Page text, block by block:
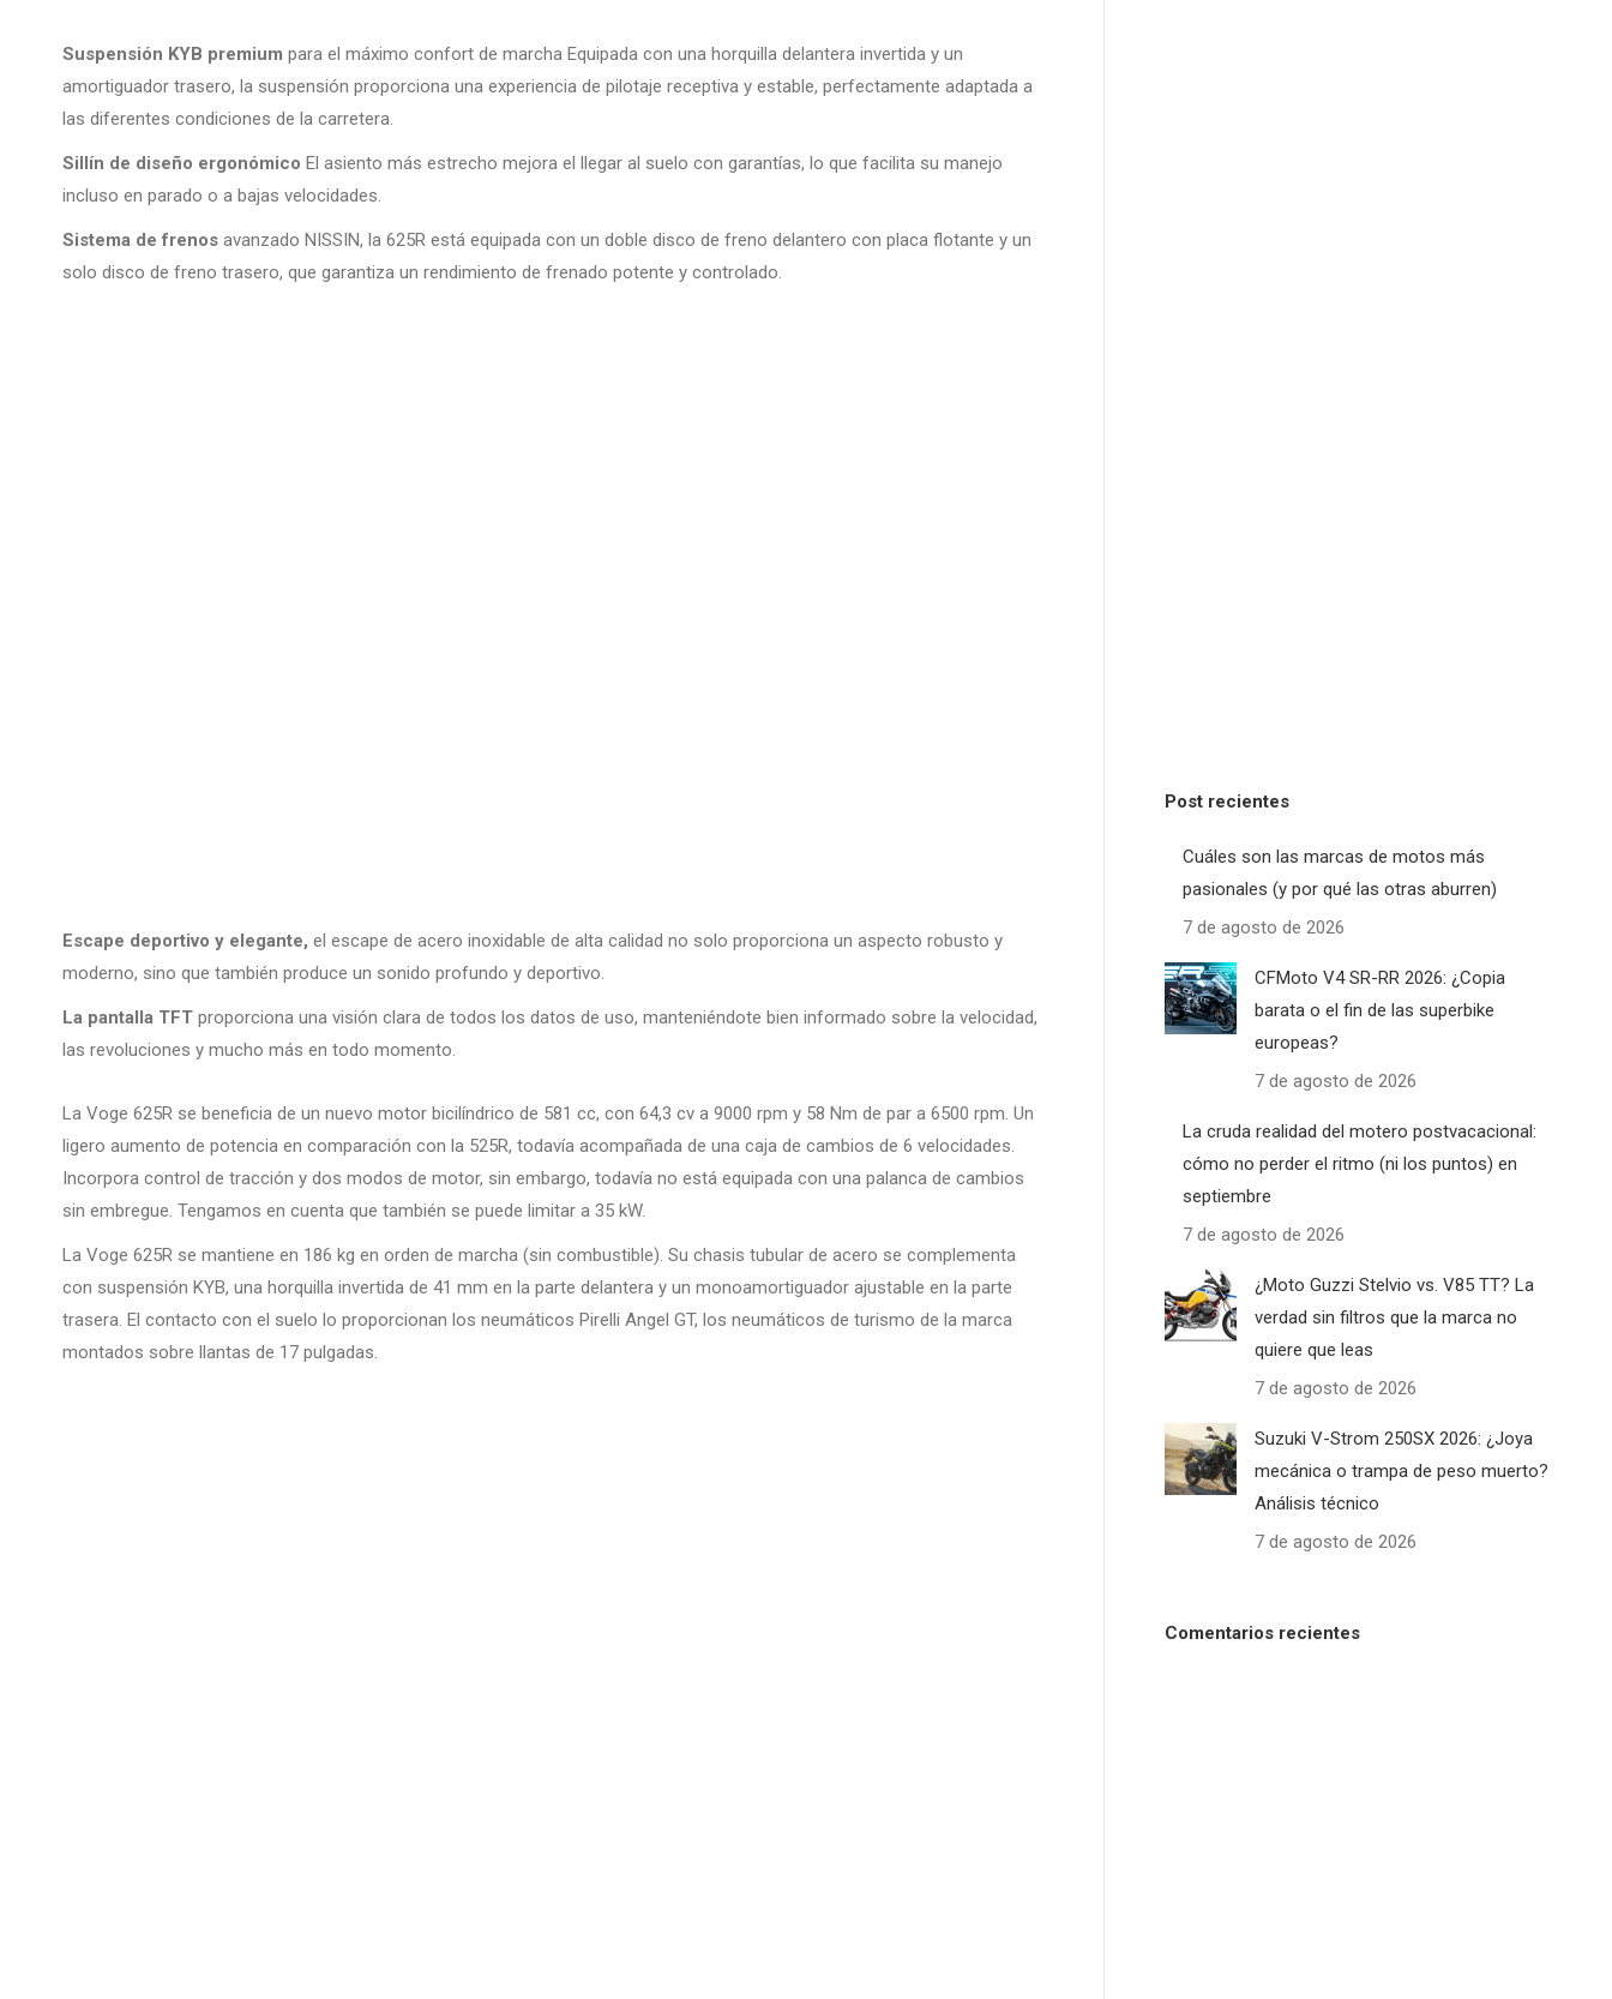
Suspensión KYB premium para el máximo confort de marcha Equipada con una horquilla delantera invertida y un
amortiguador trasero, la suspensión proporciona una experiencia de pilotaje receptiva y estable, perfectamente adaptada a
las diferentes condiciones de la carretera.
Sillín de diseño ergonómico El asiento más estrecho mejora el llegar al suelo con garantías, lo que facilita su manejo
incluso en parado o a bajas velocidades.
Sistema de frenos avanzado NISSIN, la 625R está equipada con un doble disco de freno delantero con placa flotante y un
solo disco de freno trasero, que garantiza un rendimiento de frenado potente y controlado.
Escape deportivo y elegante, el escape de acero inoxidable de alta calidad no solo proporciona un aspecto robusto y
moderno, sino que también produce un sonido profundo y deportivo.
La pantalla TFT proporciona una visión clara de todos los datos de uso, manteniéndote bien informado sobre la velocidad,
las revoluciones y mucho más en todo momento.
La Voge 625R se beneficia de un nuevo motor bicilíndrico de 581 cc, con 64,3 cv a 9000 rpm y 58 Nm de par a 6500 rpm. Un
ligero aumento de potencia en comparación con la 525R, todavía acompañada de una caja de cambios de 6 velocidades.
Incorpora control de tracción y dos modos de motor, sin embargo, todavía no está equipada con una palanca de cambios
sin embregue. Tengamos en cuenta que también se puede limitar a 35 kW.
La Voge 625R se mantiene en 186 kg en orden de marcha (sin combustible). Su chasis tubular de acero se complementa
con suspensión KYB, una horquilla invertida de 41 mm en la parte delantera y un monoamortiguador ajustable en la parte
trasera. El contacto con el suelo lo proporcionan los neumáticos Pirelli Angel GT, los neumáticos de turismo de la marca
montados sobre llantas de 17 pulgadas.
Post recientes
Cuáles son las marcas de motos más
pasionales (y por qué las otras aburren)
7 de agosto de 2026
CFMoto V4 SR-RR 2026: ¿Copia
barata o el fin de las superbike
europeas?
7 de agosto de 2026
La cruda realidad del motero postvacacional:
cómo no perder el ritmo (ni los puntos) en
septiembre
7 de agosto de 2026
¿Moto Guzzi Stelvio vs. V85 TT? La
verdad sin filtros que la marca no
quiere que leas
7 de agosto de 2026
Suzuki V-Strom 250SX 2026: ¿Joya
mecánica o trampa de peso muerto?
Análisis técnico
7 de agosto de 2026
Comentarios recientes